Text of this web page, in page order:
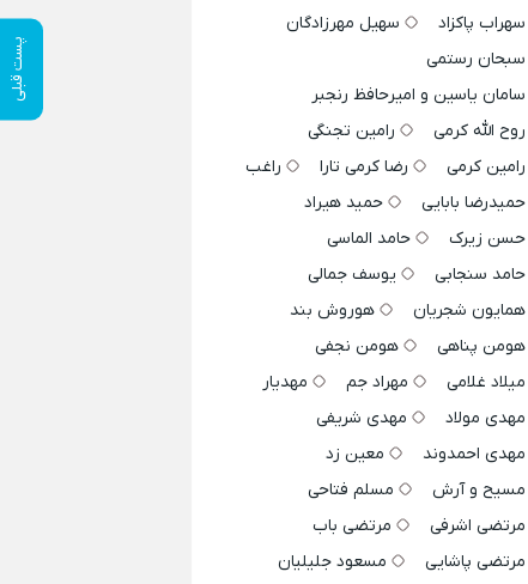
پست قبلی
سهراب پاکزاد
سهیل مهرزادگان
سبحان رستمی
سامان یاسین و امیرحافظ رنجبر
روح الله کرمی
رامین تجنگی
رامین کرمی
رضا کرمی تارا
راغب
حمیدرضا بابایی
حمید هیراد
حسن زیرک
حامد الماسی
حامد سنجابی
یوسف جمالی
همایون شجریان
هوروش بند
هومن پناهی
هومن نجفی
میلاد غلامی
مهراد جم
مهدیار
مهدی مولاد
مهدی شریفی
مهدی احمدوند
معین زد
مسیح و آرش
مسلم فتاحی
مرتضی اشرفی
مرتضی باب
مرتضی پاشایی
مسعود جلیلیان